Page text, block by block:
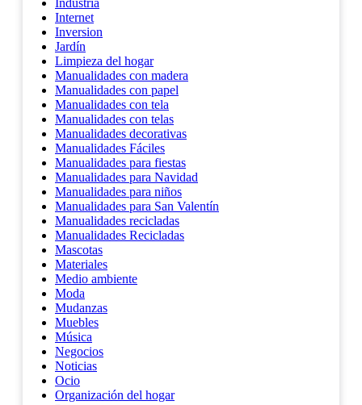
Internet
Inversion
Jardín
Limpieza del hogar
Manualidades con madera
Manualidades con papel
Manualidades con tela
Manualidades con telas
Manualidades decorativas
Manualidades Fáciles
Manualidades para fiestas
Manualidades para Navidad
Manualidades para niños
Manualidades para San Valentín
Manualidades recicladas
Manualidades Recicladas
Mascotas
Materiales
Medio ambiente
Moda
Mudanzas
Muebles
Música
Negocios
Noticias
Ocio
Organización del hogar